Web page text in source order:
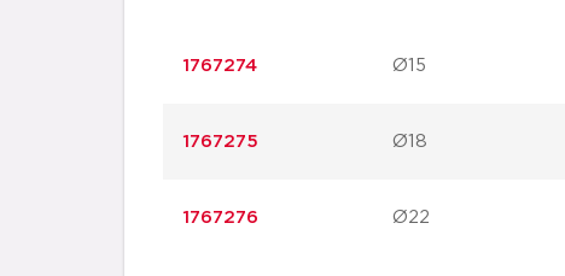
1767274 Ø15
1767275 Ø18
1767276 Ø22